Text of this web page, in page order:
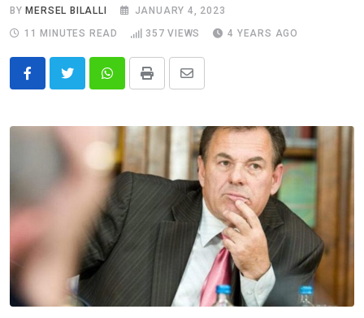
BY MERSEL BILALLI
JANUARY 4, 2023
11 MINUTES READ
357 VIEWS 4 YEARS AGO
WhatsappPrint
Share
Email